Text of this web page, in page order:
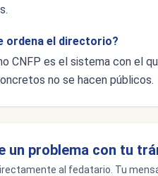
ordena el directorio?
CNFP es el sistema con el
no se hacen públicos.
un problema con tu
al fedatario. Tu